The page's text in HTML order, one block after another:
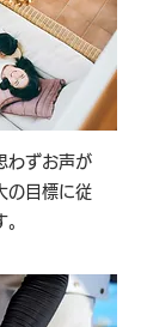
わずお声が
の目標に従